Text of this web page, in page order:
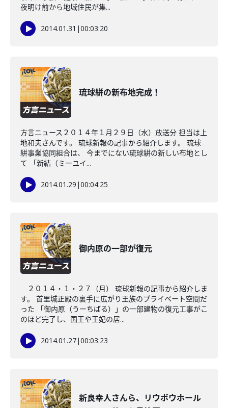
夜明け前から地域住民が集...
2014.01.31 |00:03:20
琉球絣の新布地完成！
方言ニュース２０１４年１月２９日（水）放送分 担当は上
地和夫さんです。 琉球新報の記事から紹介します。 琉球
絣事業協同組合は、 今までにない琉球絣の新しい布地とし
て 「新結（ミーユイ...
2014.01.29 |00:04:25
御内原の一部が復元
２０１４・１・２７（月） 琉球新報の記事から紹介しま
す。 首里城正殿の裏手に広がり王族のプライベート空間だ
った 「御内原（うーちばる）」の一部建物の復元工事がこ
のほど完了し、国王や王妃の居...
2014.01.27|00:03:23
新良幸人さんら、リウボウホール